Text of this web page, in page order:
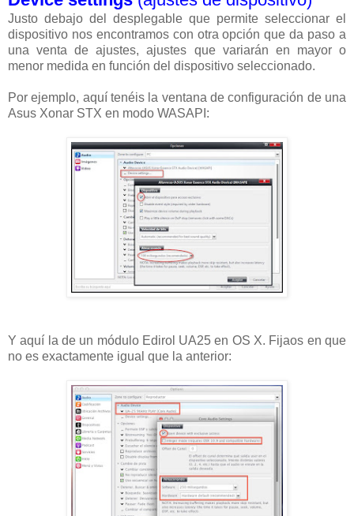
Justo debajo del desplegable que permite seleccionar el
dispositivo nos encontramos con otra opción que da paso a
una venta de ajustes, ajustes que variarán en mayor o
menor medida en función del dispositivo seleccionado.
Por ejemplo, aquí tenéis la ventana de configuración de una
Asus Xonar STX en modo WASAPI:
Y aquí la de un módulo Edirol UA25 en OS X. Fijaos en que
no es exactamente igual que la anterior: